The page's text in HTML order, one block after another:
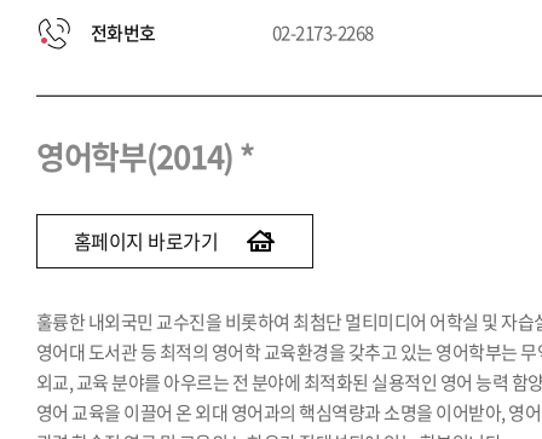
전화번호 02-2173-2268
영어학부(2014) *
홈페이지 바로가기
훌륭한 내외국민 교수진을 비롯하여 최첨단 멀티미디어 어학실 및 자습
영어대 도서관 등 최적의 영어학 교육환경을 갖추고 있는 영어학부는
외교, 교육 분야를 아우르는 전 분야에 최적화된 실용적인 영어 능력 함
영어 교육을 이끌어 온 외대 영어과의 핵심역량과 소명을 이어받아, 영어